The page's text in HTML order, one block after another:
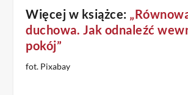
Więcej w książce:
duchowa. Jak odnaleźć
pokój”
fot. Pixabay